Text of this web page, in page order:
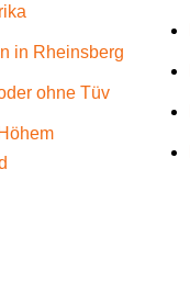
in Rheinsberg
ohne Tüv